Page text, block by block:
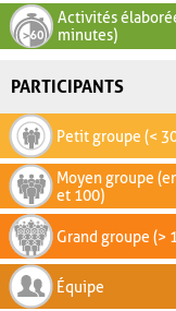
Activités
minutes)
PARTICIPANTS
Petit groupe (<
Moyen groupe
et 100)
Grand groupe (>
Équipe